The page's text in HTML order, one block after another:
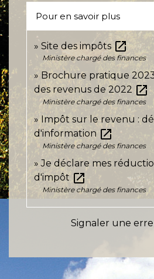
Pour en savoir plus
Site des impôts open_in_new
Ministère chargé des finances
Brochure pratique
des revenus de 2022 open_in_new
Ministère chargé des finances
Impôt sur le revenu :
d'information open_in_new
Ministère chargé des finances
Je déclare mes
d'impôt open_in_new
Ministère chargé des finances
Signaler une